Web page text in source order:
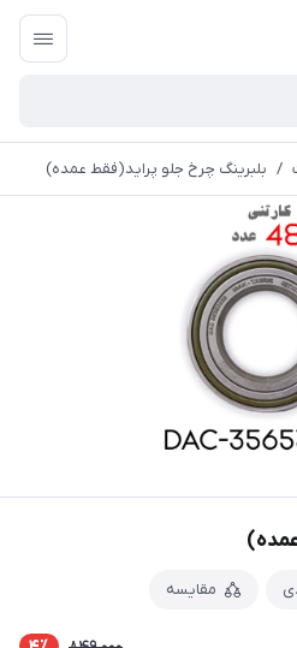
/ بلبرینگ چرخ جلو پراید(فقط عمده)
عمده)
مقایسه